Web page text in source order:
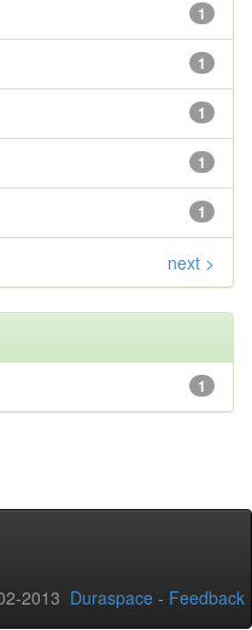
1
1
1
1
1
next >
1
2013 Duraspace - Feedback